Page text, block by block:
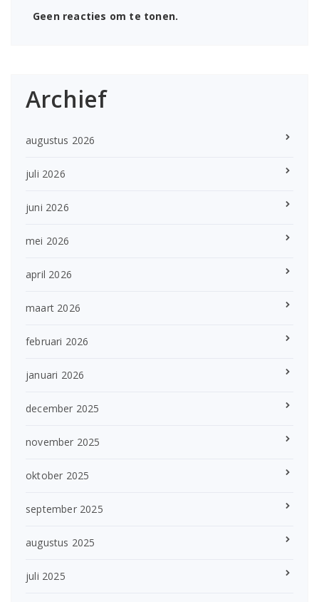
Geen reacties om te tonen.
Archief
augustus 2026
juli 2026
juni 2026
mei 2026
april 2026
maart 2026
februari 2026
januari 2026
december 2025
november 2025
oktober 2025
september 2025
augustus 2025
juli 2025